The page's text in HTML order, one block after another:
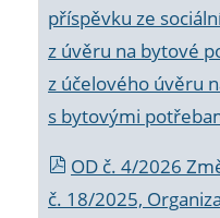
příspěvku ze
z úvěru na bytové
z účelového úvěru
s bytovými
OD č. 4/2026
č. 18/2025,